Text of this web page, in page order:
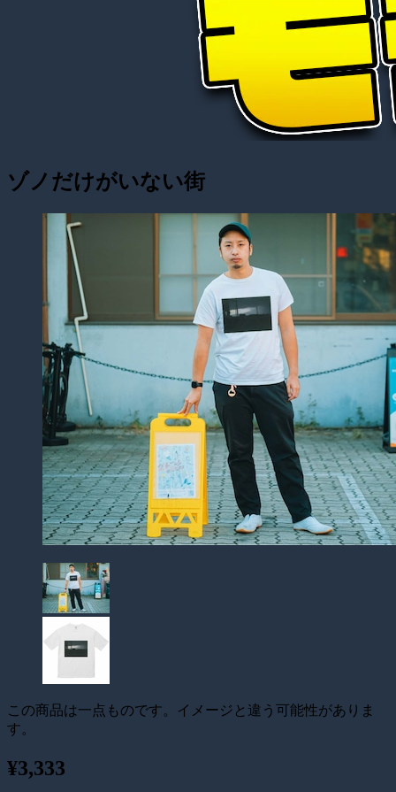
ゾノだけがいない街
この商品は一点ものです。イメージと違う可能性がありま
す。
¥3,333